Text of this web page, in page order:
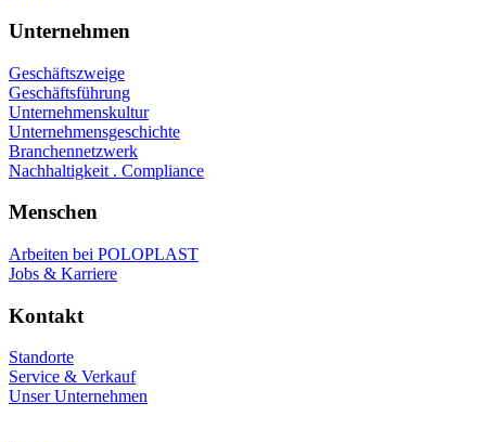
Unternehmen
Geschäftszweige
Geschäftsführung
Unternehmenskultur
Unternehmensgeschichte
Branchennetzwerk
Nachhaltigkeit . Compliance
Menschen
Arbeiten bei POLOPLAST
Jobs & Karriere
Kontakt
Standorte
Service & Verkauf
Unser Unternehmen